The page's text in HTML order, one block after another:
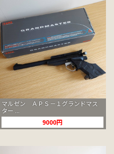
マルゼン ＡＰＳ－１グランドマス
ター ...
9000円